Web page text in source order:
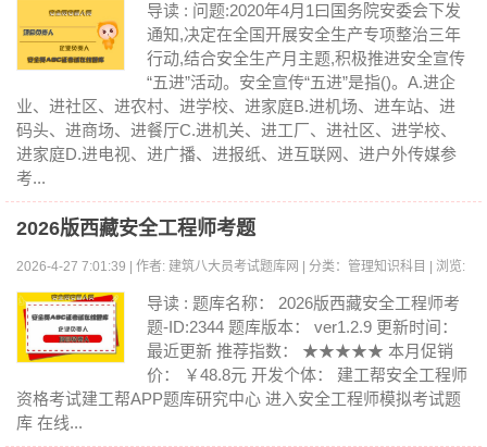
导读 : 问题:2020年4月1曰国务院安委会下发
通知,决定在全国开展安全生产专项整治三年
行动,结合安全生产月主题,积极推进安全宣传
“五进”活动。安全宣传“五进”是指()。A.进企
业、进社区、进农村、进学校、进家庭B.进机场、进车站、进
码头、进商场、进餐厅C.进机关、进工厂、进社区、进学校、
进家庭D.进电视、进广播、进报纸、进互联网、进户外传媒参
考...
2026版西藏安全工程师考题
2026-4-27 7:01:39 | 作者: 建筑八大员考试题库网 | 分类：管理知识科目 | 浏览:
0
导读 : 题库名称： 2026版西藏安全工程师考
题-ID:2344 题库版本： ver1.2.9 更新时间：
最近更新 推荐指数： ★★★★★ 本月促销
价： ￥48.8元 开发个体： 建工帮安全工程师
资格考试建工帮APP题库研究中心 进入安全工程师模拟考试题
库 在线...